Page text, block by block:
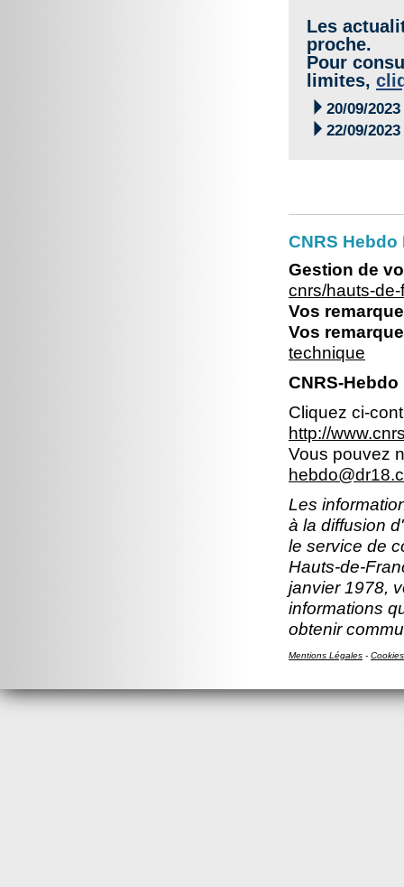
Les
proche.
Pour
limites,
 20/09/2023
 22/09/2023
CNRS
Gestion de
cnrs/hauts-
Vos
Vos
technique
CNRS-
Cliquez ci-
http://
Vous pouvez
Les
à la diffusion
le service de
Hauts-de-
janvier 1978,
informations
obtenir
Mentions Légales - Cookies